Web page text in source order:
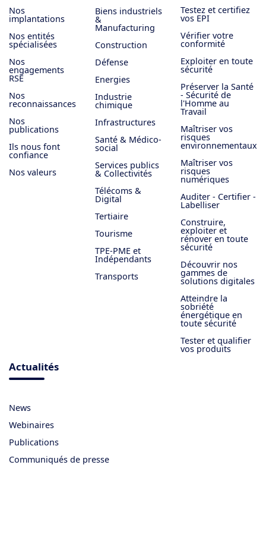
Nos
implantations
Nos entités
spécialisées
Nos
engagements
RSE
Nos
reconnaissances
Nos
publications
Ils nous font
confiance
Nos valeurs
Biens industriels
&
Manufacturing
Construction
Défense
Energies
Industrie
chimique
Infrastructures
Santé & Médico-
social
Services publics
& Collectivités
Télécoms &
Digital
Tertiaire
Tourisme
TPE-PME et
Indépendants
Transports
Testez et certifiez
vos EPI
Vérifier votre
conformité
Exploiter en toute
sécurité
Préserver la Santé
- Sécurité de
l'Homme au
Travail
Maîtriser vos
risques
environnementaux
Maîtriser vos
risques
numériques
Auditer - Certifier -
Labelliser
Construire,
exploiter et
rénover en toute
sécurité
Découvrir nos
gammes de
solutions digitales
Atteindre la
sobriété
énergétique en
toute sécurité
Tester et qualifier
vos produits
Actualités
News
Webinaires
Publications
Communiqués de presse